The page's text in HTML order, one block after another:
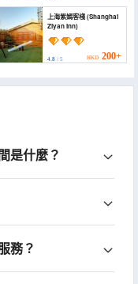
上海紫嫣客棧 (Shanghai
Ziyan Inn)
4.8/ 5 HKD 200+
是什麼？
務？